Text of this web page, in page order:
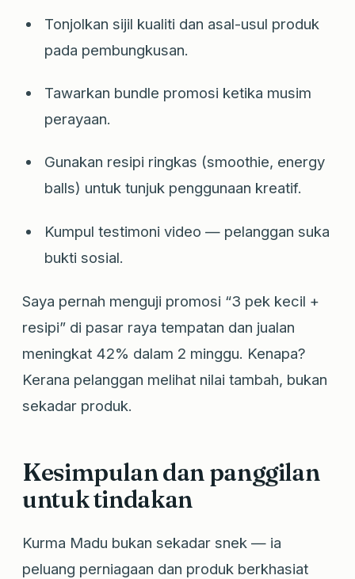
Tonjolkan sijil kualiti dan asal-usul produk
pada pembungkusan.
Tawarkan bundle promosi ketika musim
perayaan.
Gunakan resipi ringkas (smoothie, energy
balls) untuk tunjuk penggunaan kreatif.
Kumpul testimoni video — pelanggan suka
bukti sosial.
Saya pernah menguji promosi “3 pek kecil +
resipi” di pasar raya tempatan dan jualan
meningkat 42% dalam 2 minggu. Kenapa?
Kerana pelanggan melihat nilai tambah, bukan
sekadar produk.
Kesimpulan dan panggilan
untuk tindakan
Kurma Madu bukan sekadar snek — ia
peluang perniagaan dan produk berkhasiat